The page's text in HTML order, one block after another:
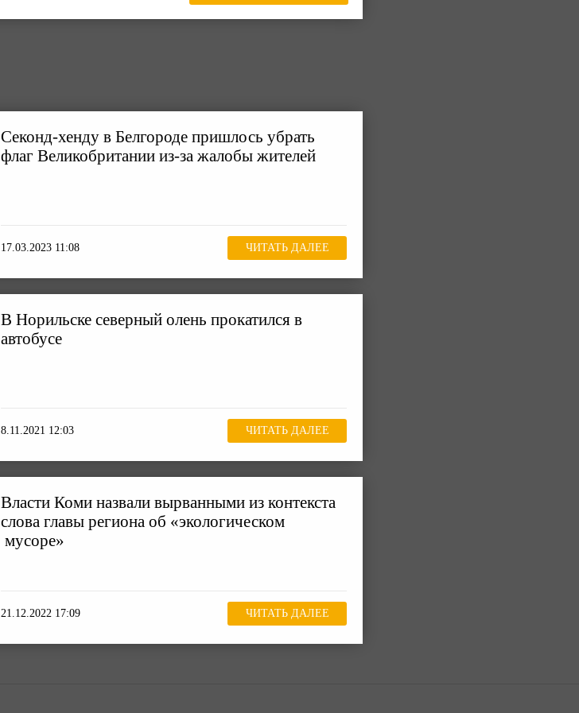
Секонд-хенду в Белгороде пришлось убрать
флаг Великобритании из-за жалобы жителей
17.03.2023 11:08 ЧИТАТЬ ДАЛЕЕ
В Норильске северный олень прокатился в
автобусе
8.11.2021 12:03 ЧИТАТЬ ДАЛЕЕ
Власти Коми назвали вырванными из контекста
слова главы региона об «экологическом
мусоре»
21.12.2022 17:09 ЧИТАТЬ ДАЛЕЕ